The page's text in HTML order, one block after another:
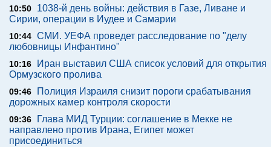
10:50
1038-й день войны: действия в Газе, Ливане и
Сирии, операции в Иудее и Самарии
10:44 СМИ. УЕФА проведет расследование по "делу
любовницы Инфантино"
10:16
Иран выставил США список условий для открытия
Ормузского пролива
09:46
Полиция Израиля снизит пороги срабатывания
дорожных камер контроля скорости
09:36
Глава МИД Турции: соглашение в Мекке не
направлено против Ирана, Египет может
присоединиться